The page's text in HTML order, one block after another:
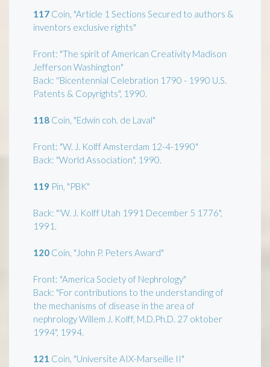
117 Coin, "Article 1 Sections Secured to authors &
inventors exclusive rights"
Front: "The spirit of American Creativity Madison
Jefferson Washington"
Back: ''Bicentennial Celebration 1790 - 1990 U.S.
Patents & Copyrights", 1990.
118 Coin, "Edwin coh. de Laval"
Front: "W. J. Kolff Amsterdam 12-4-1990"
Back: "World Association", 1990.
119 Pin, "PBK"
Back: "'W. J. Kolff Utah 1991 December 5 1776",
1991.
120 Coin, "John P. Peters Award"
Front: "America Society of Nephrology"
Back: "For contributions to the understanding of
the mechanisms of disease in the area of
nephrology Willem J. Kolff, M.D.Ph.D. 27 oktober
1994", 1994.
121 Coin, "Universite AIX-Marseille II"